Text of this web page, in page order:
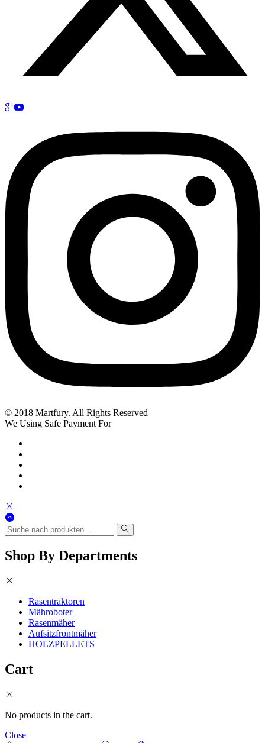
© 2018 Martfury. All Rights Reserved
We Using Safe Payment For
Shop By Departments
Rasentraktoren
Mähroboter
Rasenmäher
Aufsitzfrontmäher
HOLZPELLETS
Cart
No products in the cart.
Close